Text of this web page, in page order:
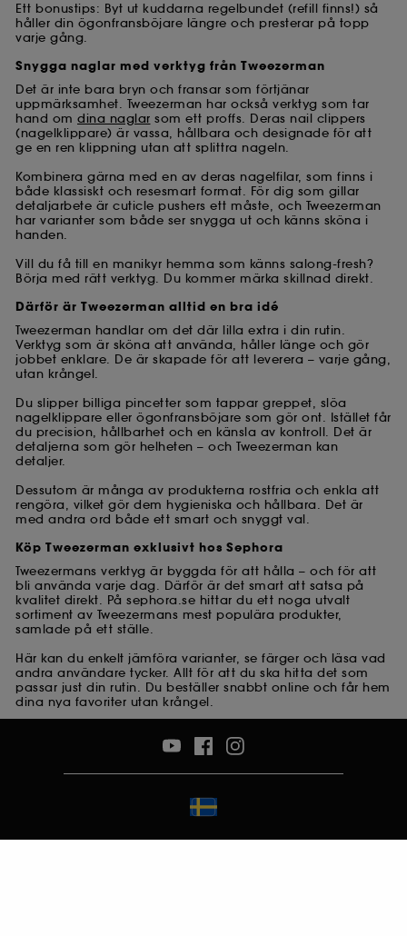
Ett bonustips: Byt ut kuddarna regelbundet (refill finns!) så
håller din ögonfransböjare längre och presterar på topp
varje gång.
Snygga naglar med verktyg från Tweezerman
Det är inte bara bryn och fransar som förtjänar
uppmärksamhet. Tweezerman har också verktyg som tar
hand om dina naglar som ett proffs. Deras nail clippers
(nagelklippare) är vassa, hållbara och designade för att
ge en ren klippning utan att splittra nageln.
Kombinera gärna med en av deras nagelfilar, som finns i
både klassiskt och resesmart format. För dig som gillar
detaljarbete är cuticle pushers ett måste, och Tweezerman
har varianter som både ser snygga ut och känns sköna i
handen.
Vill du få till en manikyr hemma som känns salong-fresh?
Börja med rätt verktyg. Du kommer märka skillnad direkt.
Därför är Tweezerman alltid en bra idé
Tweezerman handlar om det där lilla extra i din rutin.
Verktyg som är sköna att använda, håller länge och gör
jobbet enklare. De är skapade för att leverera – varje gång,
utan krångel.
Du slipper billiga pincetter som tappar greppet, slöa
nagelklippare eller ögonfransböjare som gör ont. Istället får
du precision, hållbarhet och en känsla av kontroll. Det är
detaljerna som gör helheten – och Tweezerman kan
detaljer.
Dessutom är många av produkterna rostfria och enkla att
rengöra, vilket gör dem hygieniska och hållbara. Det är
med andra ord både ett smart och snyggt val.
Köp Tweezerman exklusivt hos Sephora
Tweezermans verktyg är byggda för att hålla – och för att
bli använda varje dag. Därför är det smart att satsa på
kvalitet direkt. På sephora.se hittar du ett noga utvalt
sortiment av Tweezermans mest populära produkter,
samlade på ett ställe.
Här kan du enkelt jämföra varianter, se färger och läsa vad
andra användare tycker. Allt för att du ska hitta det som
passar just din rutin. Du beställer snabbt online och får hem
dina nya favoriter utan krångel.